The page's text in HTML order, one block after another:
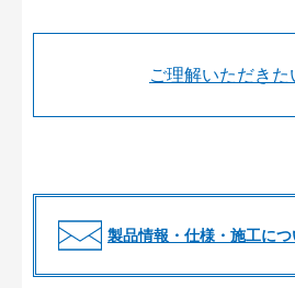
ご理解いただきた
製品情報・仕様・施工につ